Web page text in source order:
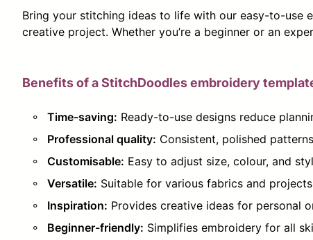
Bring your stitching ideas to life with our easy-to-use
creative project. Whether you’re a beginner or an
Benefits of a StitchDoodles embroidery
Time-saving: Ready-to-use designs reduce
Professional quality: Consistent, polished
Customisable: Easy to adjust size, colour, and
Versatile: Suitable for various fabrics and
Inspiration: Provides creative ideas for personal
Beginner-friendly: Simplifies embroidery for all